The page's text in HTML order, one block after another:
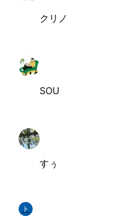
クリノ
SOU
すぅ
ト